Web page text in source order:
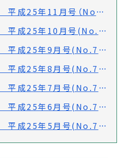
25年11月号（No.739）
成25年10月号(No.738)
成25年9月号(No.737)
成25年8月号(No.736)
成25年7月号(No.735)
成25年6月号(No.734)
成25年5月号(No.733)